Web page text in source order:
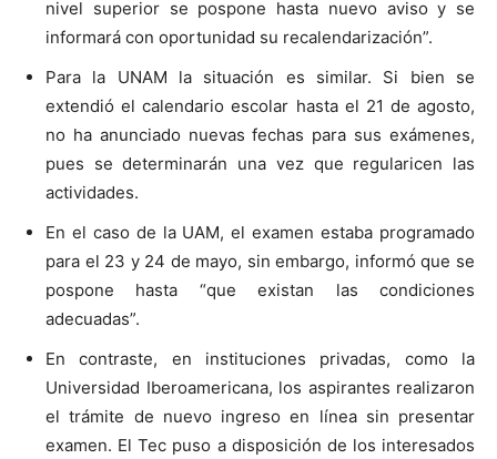
nivel superior se pospone hasta nuevo aviso y se
informará con oportunidad su recalendarización”.
Para la UNAM la situación es similar. Si bien se
extendió el calendario escolar hasta el 21 de agosto,
no ha anunciado nuevas fechas para sus exámenes,
pues se determinarán una vez que regularicen las
actividades.
En el caso de la UAM, el examen estaba programado
para el 23 y 24 de mayo, sin embargo, informó que se
pospone hasta “que existan las condiciones
adecuadas”.
En contraste, en instituciones privadas, como la
Universidad Iberoamericana, los aspirantes realizaron
el trámite de nuevo ingreso en línea sin presentar
examen. El Tec puso a disposición de los interesados